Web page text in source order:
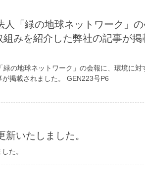
人「緑の地球ネットワーク」
組みを紹介した弊社の記事が掲
緑の地球ネットワーク」の会報に、環境に対
が掲載されました。 GEN223号P6
いたしました。
た。